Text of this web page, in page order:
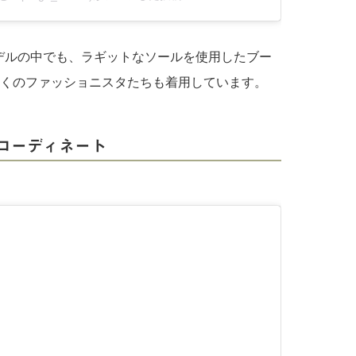
の中でも、ラギットなソールを使用したブー
のファッショニスタたちも着用しています。
ーディネート